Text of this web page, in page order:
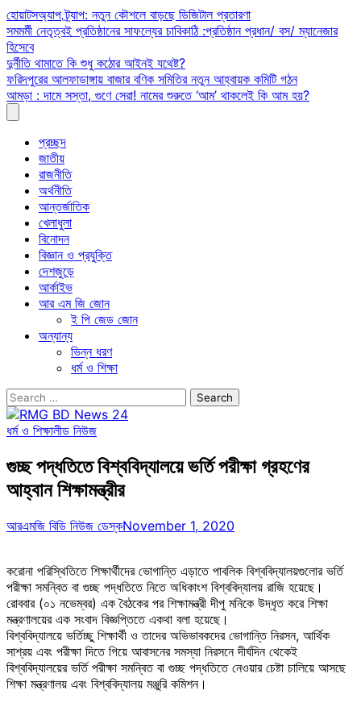
Skip
to
content
হোয়াটসঅ্যাপ ট্র্যাপ: নতুন কৌশলে বাড়ছে ডিজিটাল প্রতারণা
সমমর্মী নেতৃত্বই প্রতিষ্ঠানের সাফল্যের চাবিকাঠি :প্রতিষ্ঠান প্রধান/ বস/ ম্যানেজার
হিসেবে
দুর্নীতি থামাতে কি শুধু কঠোর আইনই যথেষ্ট?
ফরিদপুরের আলফাডাঙ্গায় বাজার বণিক সমিতির নতুন আহ্বায়ক কমিটি গঠন
আমড়া : দামে সস্তা, গুণে সেরা! নামের শুরুতে ‘আম’ থাকলেই কি আম হয়?
প্রচ্ছদ
জাতীয়
রাজনীতি
অর্থনীতি
আন্তর্জাতিক
খেলাধুলা
বিনোদন
বিজ্ঞান ও প্রযুক্তি
দেশজুড়ে
আর্কাইভ
আর এম জি জোন
ই পি জেড জোন
অন্যান্য
ভিন্ন ধরণ
ধর্ম ও শিক্ষা
Search
for:
ধর্ম ও শিক্ষালীড নিউজ
গুচ্ছ পদ্ধতিতে বিশ্ববিদ্যালয়ে ভর্তি পরীক্ষা গ্রহণের
আহ্বান শিক্ষামন্ত্রীর
আরএমজি বিডি নিউজ ডেস্কNovember 1, 2020
করোনা পরিস্থিতিতে শিক্ষার্থীদের ভোগান্তি এড়াতে পাবলিক বিশ্ববিদ্যালয়গুলোর ভর্তি
পরীক্ষা সমন্বিত বা গুচ্ছ পদ্ধতিতে নিতে অধিকাংশ বিশ্ববিদ্যালয় রাজি হয়েছে।
রোববার (০১ নভেম্বর) এক বৈঠকের পর শিক্ষামন্ত্রী দীপু মনিকে উদ্ধৃত করে শিক্ষা
মন্ত্রণালয়ের এক সংবাদ বিজ্ঞপ্তিতে একথা বলা হয়েছে।
বিশ্ববিদ্যালয়ে ভর্তিচ্ছু শিক্ষার্থী ও তাদের অভিভাবকদের ভোগান্তি নিরসন, আর্থিক
সাশ্রয় এবং পরীক্ষা দিতে গিয়ে আবাসনের সমস্যা নিরসনে দীর্ঘদিন থেকেই
বিশ্ববিদ্যালয়ের ভর্তি পরীক্ষা সমন্বিত বা গুচ্ছ পদ্ধতিতে নেওয়ার চেষ্টা চালিয়ে আসছে
শিক্ষা মন্ত্রণালয় এবং বিশ্ববিদ্যালয় মঞ্জুরি কমিশন।